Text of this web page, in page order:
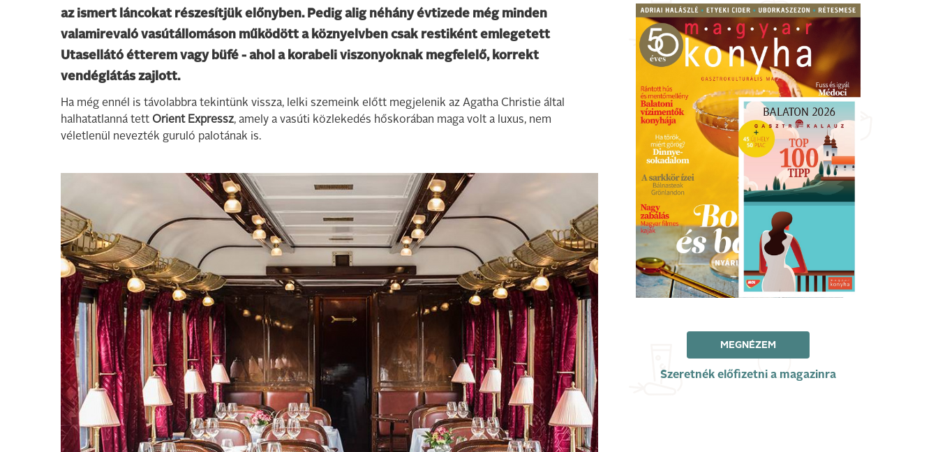
az ismert láncokat részesítjük előnyben. Pedig alig néhány évtizede még minden
valamirevaló vasútállomáson működött a köznyelvben csak restiként emlegetett
Utasellátó étterem vagy büfé - ahol a korabeli viszonyoknak megfelelő, korrekt
vendéglátás zajlott.
Ha még ennél is távolabbra tekintünk vissza, lelki szemeink előtt megjelenik az Agatha Christie által
halhatatlanná tett Orient Expressz, amely a vasúti közlekedés hőskorában maga volt a luxus, nem
véletlenül nevezték guruló palotának is.
MEGNÉZEM
Szeretnék előfizetni a magazinra